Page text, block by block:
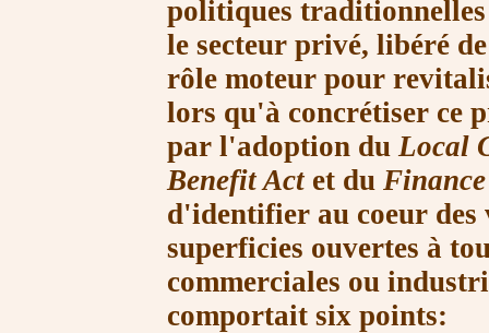
politiques traditionnelles
le secteur privé, libéré
rôle moteur pour
lors qu'à concrétiser ce
par l'adoption duLocal
Benefit Actet du
d'identifier au coeur des
superficies ouvertes à
commerciales ou
comportait six points: